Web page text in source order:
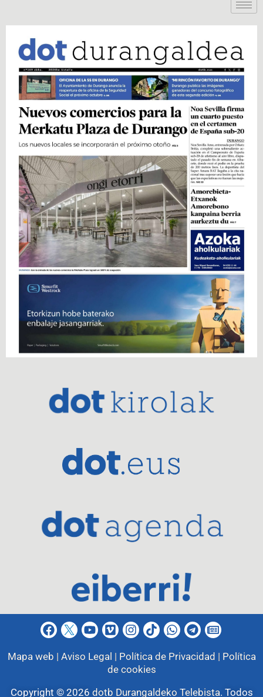
Mapa web | Aviso Legal | Política de Privacidad | Política
de cookies
Copyright © 2026 dotb Durangaldeko Telebista. Todos